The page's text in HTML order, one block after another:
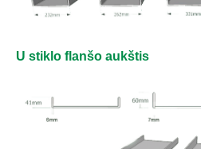
U stiklo flanšo aukštis